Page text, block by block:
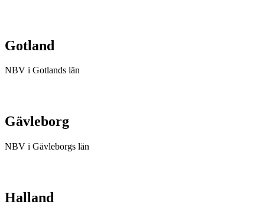
Gotland
NBV i Gotlands län
Gävleborg
NBV i Gävleborgs län
Halland